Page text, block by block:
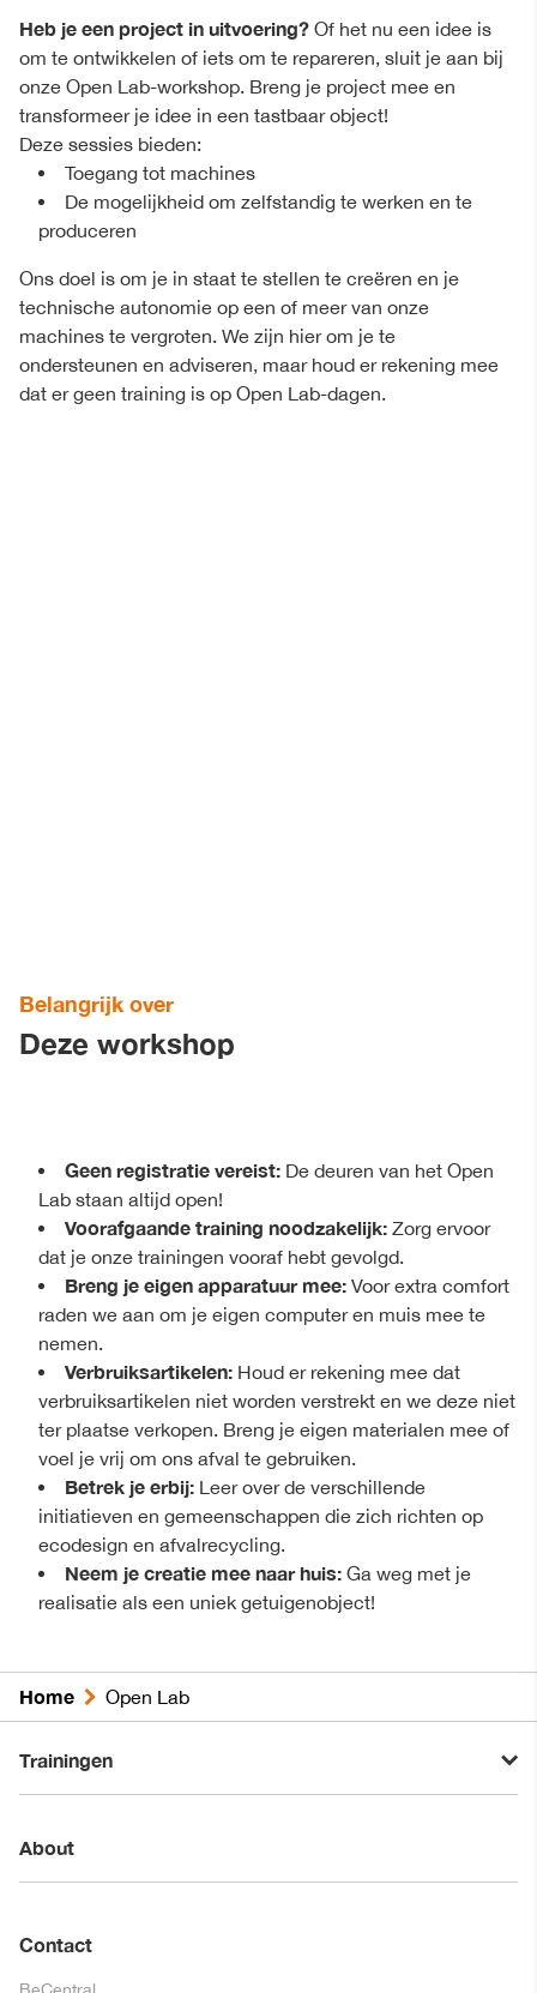
Heb je een project in uitvoering? Of het nu een idee is
om te ontwikkelen of iets om te repareren, sluit je aan bij
onze Open Lab-workshop. Breng je project mee en
transformeer je idee in een tastbaar object!
Deze sessies bieden:
Toegang tot machines
De mogelijkheid om zelfstandig te werken en te
produceren
Ons doel is om je in staat te stellen te creëren en je
technische autonomie op een of meer van onze
machines te vergroten. We zijn hier om je te
ondersteunen en adviseren, maar houd er rekening mee
dat er geen training is op Open Lab-dagen.
Belangrijk over
Deze workshop
Geen registratie vereist: De deuren van het Open
Lab staan altijd open!
Voorafgaande training noodzakelijk: Zorg ervoor
dat je onze trainingen vooraf hebt gevolgd.
Breng je eigen apparatuur mee: Voor extra comfort
raden we aan om je eigen computer en muis mee te
nemen.
Verbruiksartikelen: Houd er rekening mee dat
verbruiksartikelen niet worden verstrekt en we deze niet
ter plaatse verkopen. Breng je eigen materialen mee of
voel je vrij om ons afval te gebruiken.
Betrek je erbij: Leer over de verschillende
initiatieven en gemeenschappen die zich richten op
ecodesign en afvalrecycling.
Neem je creatie mee naar huis: Ga weg met je
realisatie als een uniek getuigenobject!
Home Open Lab
Trainingen
About
Contact
BeCentral